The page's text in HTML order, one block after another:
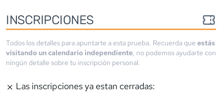
INSCRIPCIONES
Todos los detalles para apuntarte a esta prueba. Recuerda que estás
visitando un calendario independiente, no podemos ayudarte con
ningún detalle sobre tu inscripción personal.
Las inscripciones ya estan cerradas: